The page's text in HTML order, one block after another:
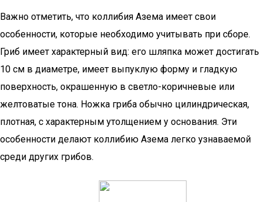
Важно отметить, что коллибия Азема имеет свои
особенности, которые необходимо учитывать при сборе.
Гриб имеет характерный вид: его шляпка может достигать
10 см в диаметре, имеет выпуклую форму и гладкую
поверхность, окрашенную в светло-коричневые или
желтоватые тона. Ножка гриба обычно цилиндрическая,
плотная, с характерным утолщением у основания. Эти
особенности делают коллибию Азема легко узнаваемой
среди других грибов.